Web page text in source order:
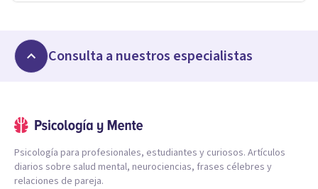
Consulta a nuestros especialistas
Psicología para profesionales, estudiantes y curiosos. Artículos
diarios sobre salud mental, neurociencias, frases célebres y
relaciones de pareja.